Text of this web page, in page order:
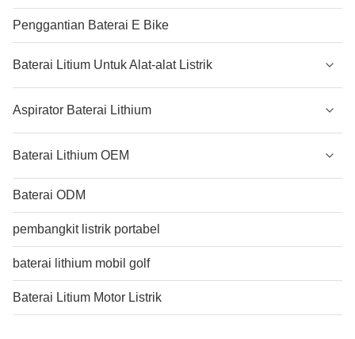
Penggantian Baterai E Bike
Baterai Litium Untuk Alat-alat Listrik
Aspirator Baterai Lithium
Baterai Lithium OEM
Baterai ODM
pembangkit listrik portabel
baterai lithium mobil golf
Baterai Litium Motor Listrik